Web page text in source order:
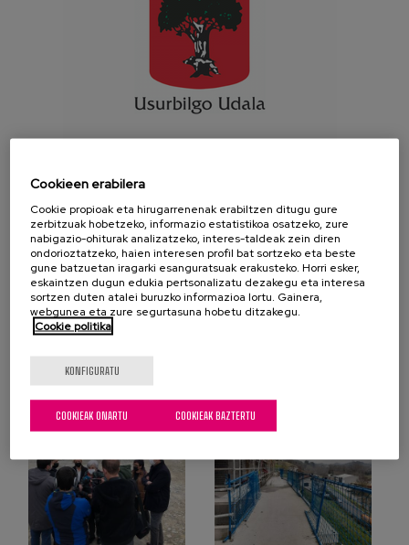
Cookieen erabilera
Cookie propioak eta hirugarrenenak erabiltzen ditugu gure
zerbitzuak hobetzeko, informazio estatistikoa osatzeko, zure
nabigazio-ohiturak analizatzeko, interes-taldeak zein diren
ondorioztatzeko, haien interesen profil bat sortzeko eta beste
gune batzuetan iragarki esanguratsuak erakusteko. Horri esker,
eskaintzen dugun edukia pertsonalizatu dezakegu eta interesa
sortzen duten atalei buruzko informazioa lortu. Gainera,
webgunea eta zure segurtasuna hobetu ditzakegu.
Cookie politika
KONFIGURATU
COOKIEAK BAZTERTU
COOKIEAK ONARTU